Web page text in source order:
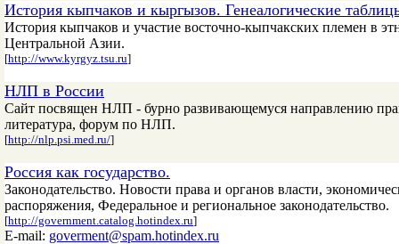
История кыпчаков и кыргызов. Генеалогические
История кыпчаков и участие восточно-кыпчакских племен в
Центральной Азии.
[http://www.kyrgyz.tsu.ru]
НЛП в России
Сайт посвящен НЛП - бурно развивающемуся направлению
литература, форум по НЛП.
[http://nlp.psi.med.ru/]
Россия как государство.
Законодательство. Новости права и органов власти,
распоряжения, Федеральное и региональное законодательство.
[http://government.catalog.hotindex.ru]
E-mail: goverment@spam.hotindex.ru